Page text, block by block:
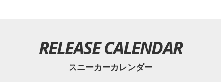
RELEASE CALENDAR
スニーカーカレンダー